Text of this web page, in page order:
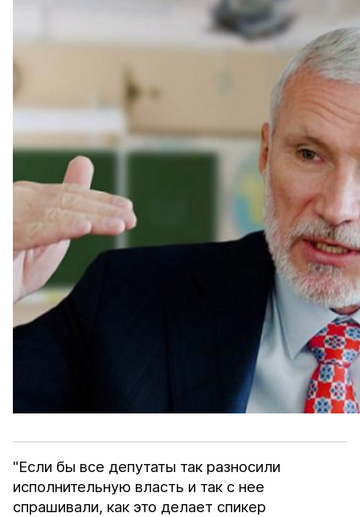
"Если бы все депутаты так разносили
исполнительную власть и так с нее
спрашивали, как это делает спикер